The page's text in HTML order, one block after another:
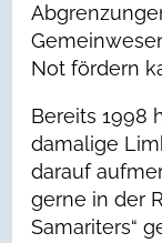
Not fördern
Bereits 1998
damalige
darauf
gerne in der
Samariters“